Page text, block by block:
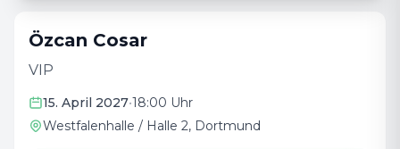
Özcan Cosar
VIP
15. April 2027•18:00 Uhr
Westfalenhalle / Halle 2, Dortmund